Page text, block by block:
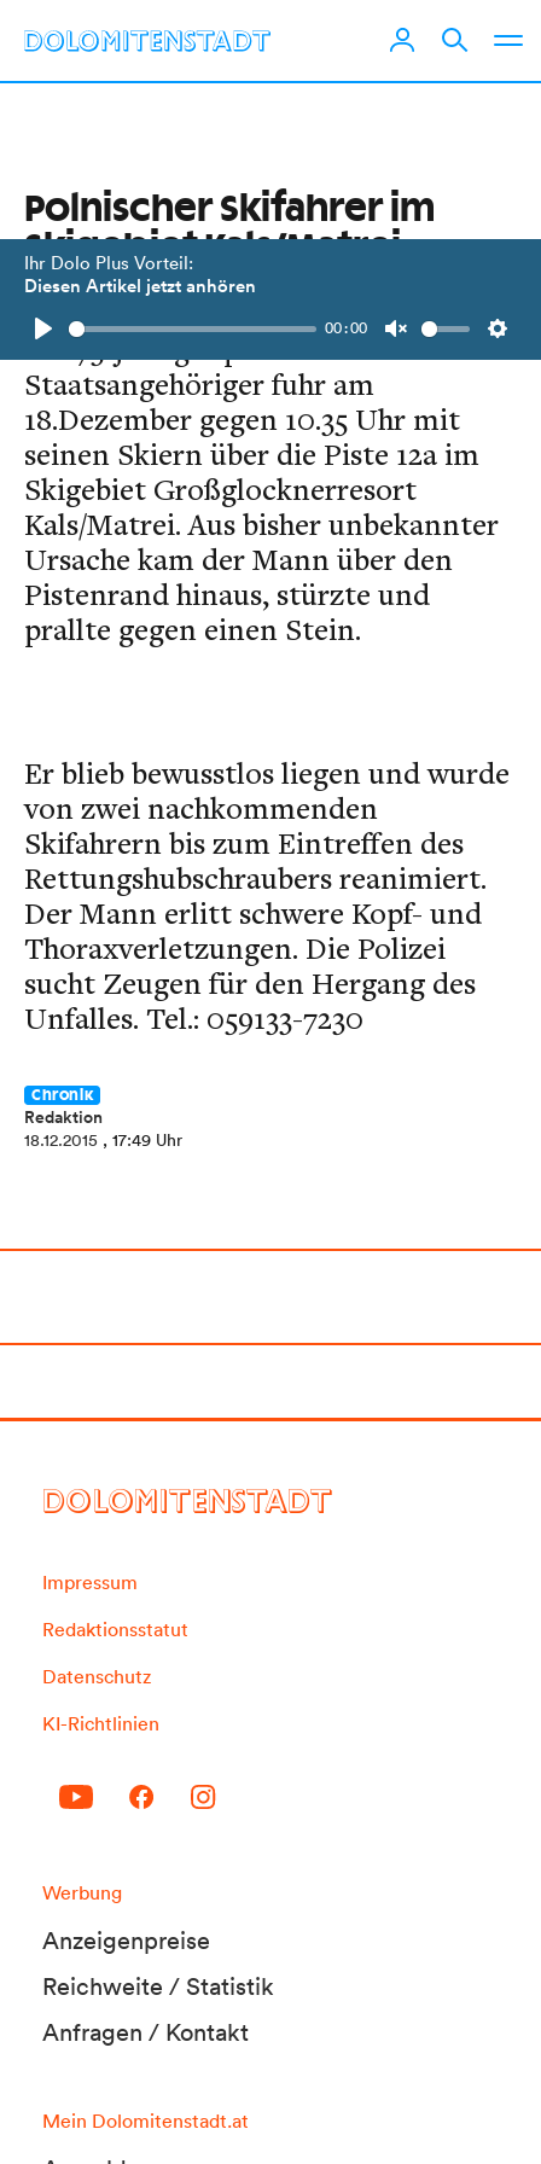
Ihr Dolo Plus Vorteil:
Diesen Artikel jetzt anhören
Play
00:00
Unmute
Polnischer Skifahrer im
Skigebiet Kals/Matrei
verletzt
Ein 75-jähriger polnischer
Staatsangehöriger fuhr am
18.Dezember gegen 10.35 Uhr mit
seinen Skiern über die Piste 12a im
Skigebiet Großglocknerresort
Kals/Matrei. Aus bisher unbekannter
Ursache kam der Mann über den
Pistenrand hinaus, stürzte und
prallte gegen einen Stein.
Er blieb bewusstlos liegen und wurde
von zwei nachkommenden
Skifahrern bis zum Eintreffen des
Rettungshubschraubers reanimiert.
Der Mann erlitt schwere Kopf- und
Thoraxverletzungen. Die Polizei
sucht Zeugen für den Hergang des
Unfalles. Tel.: 059133-7230
Chronik
Redaktion
18.12.2015 , 17:49 Uhr
DOLOMITENSTADT
Impressum
Redaktionsstatut
Datenschutz
KI-Richtlinien
Werbung
Anzeigenpreise
Reichweite / Statistik
Anfragen / Kontakt
Mein Dolomitenstadt.at